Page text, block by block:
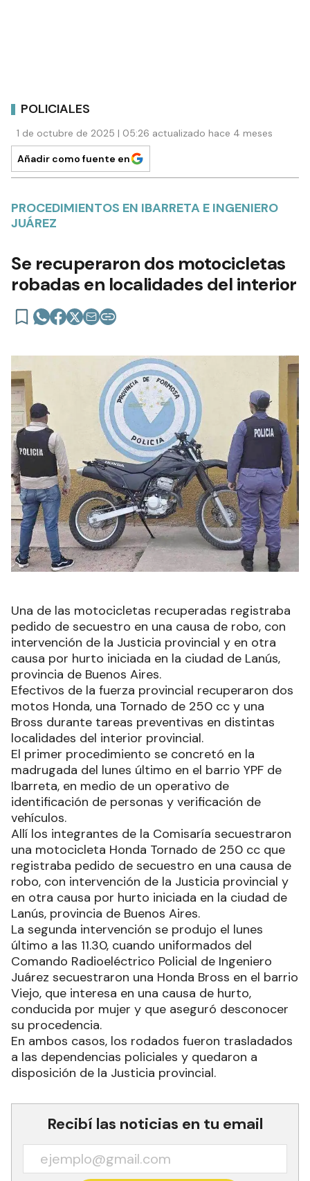
POLICIALES
1 de octubre de 2025 | 05:26 actualizado hace 4 meses
Añadir como fuente en
PROCEDIMIENTOS EN IBARRETA E INGENIERO
JUÁREZ
Se recuperaron dos motocicletas
robadas en localidades del interior
Una de las motocicletas recuperadas registraba
pedido de secuestro en una causa de robo, con
intervención de la Justicia provincial y en otra
causa por hurto iniciada en la ciudad de Lanús,
provincia de Buenos Aires.
Efectivos de la fuerza provincial recuperaron dos
motos Honda, una Tornado de 250 cc y una
Bross durante tareas preventivas en distintas
localidades del interior provincial.
El primer procedimiento se concretó en la
madrugada del lunes último en el barrio YPF de
Ibarreta, en medio de un operativo de
identificación de personas y verificación de
vehículos.
Allí los integrantes de la Comisaría secuestraron
una motocicleta Honda Tornado de 250 cc que
registraba pedido de secuestro en una causa de
robo, con intervención de la Justicia provincial y
en otra causa por hurto iniciada en la ciudad de
Lanús, provincia de Buenos Aires.
La segunda intervención se produjo el lunes
último a las 11.30, cuando uniformados del
Comando Radioeléctrico Policial de Ingeniero
Juárez secuestraron una Honda Bross en el barrio
Viejo, que interesa en una causa de hurto,
conducida por mujer y que aseguró desconocer
su procedencia.
En ambos casos, los rodados fueron trasladados
a las dependencias policiales y quedaron a
disposición de la Justicia provincial.
Recibí las noticias en tu email